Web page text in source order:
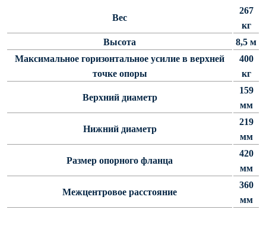
МСО ФГ Силовые граненые
СФ Опоры освещения силовые
СП Опора освещения силовая
СФГ Силовые фланцевые
граненые опоры освещения
ОККС Силовые круглые
конические опоры освещения
Светофорные опоры
Вес
267
кг
Высота
8,5 м
Максимальное горизонтальное усилие в верхней
точке опоры
400
кг
Верхний диаметр
159
мм
Нижний диаметр
219
мм
Размер опорного фланца
420
мм
Межцентровое расстояние
360
мм